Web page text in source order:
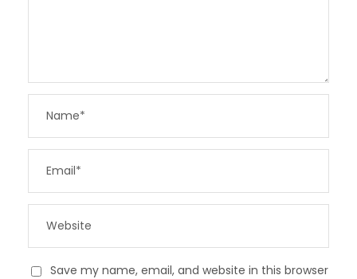
Save my name, email, and website in this browser